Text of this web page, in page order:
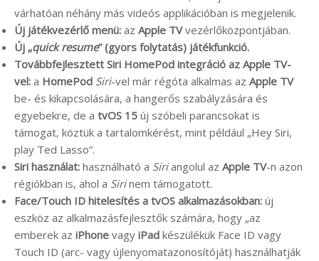
várhatóan néhány más videós applikációban is megjelenik.
Új játékvezérlő menü: az Apple TVvezérlőközpontjában.
Új „quick resume” (gyors folytatás) játékfunkció.
Továbbfejlesztett Siri HomePod integráció az Apple TV-
vel: a HomePod Siri-vel már régóta alkalmas az Apple TV
be- és kikapcsolására, a hangerős szabályzására és
egyebekre, de a tvOS 15 új szóbeli parancsokat is
támogat, köztük a tartalomkérést, mint például „Hey Siri,
play Ted Lasso”.
Siri használat: használható a Siriangolul az Apple TV-n azon
régiókban is, ahol a Sirinem támogatott.
Face/Touch ID hitelesítés a tvOS alkalmazásokban: új
eszköz az alkalmazásfejlesztők számára, hogy „az
emberek az iPhone vagy iPad készülékük Face ID vagy
Touch ID (arc- vagy újlenyomatazonosítóját) használhatják